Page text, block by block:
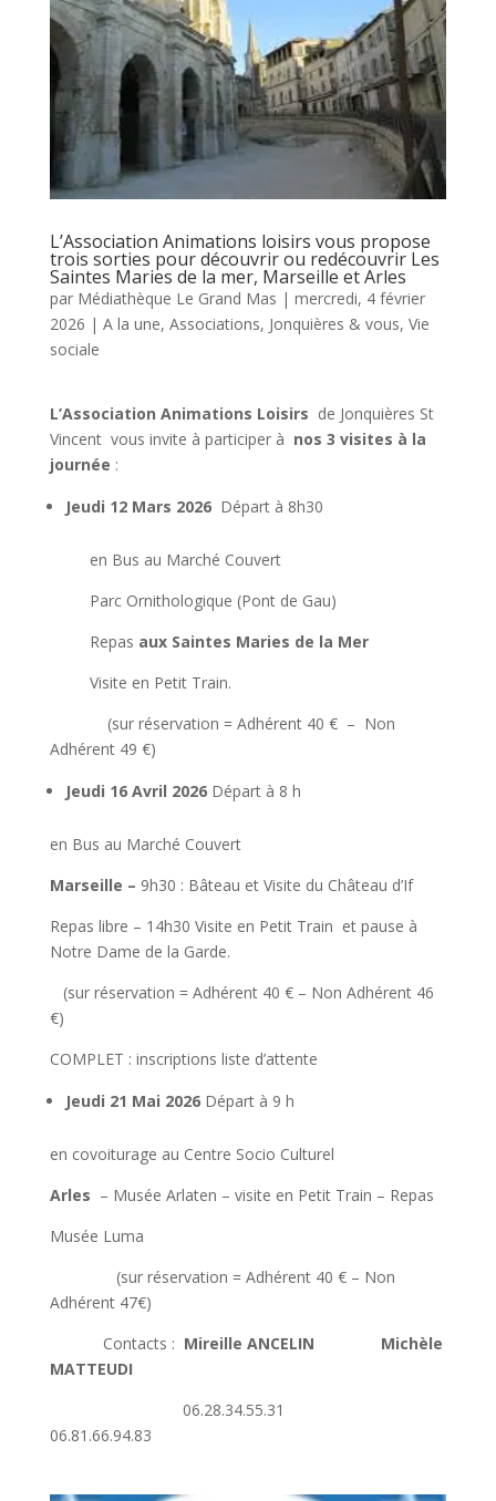
L’Association Animations loisirs vous propose
trois sorties pour découvrir ou redécouvrir Les
Saintes Maries de la mer, Marseille et Arles
par Médiathèque Le Grand Mas | mercredi, 4 février
2026 | A la une, Associations, Jonquières & vous, Vie
sociale
L’Association Animations Loisirs de Jonquières St
Vincent vous invite à participer à nos 3 visites à la
journée :
Jeudi 12 Mars 2026 Départ à 8h30
en Bus au Marché Couvert
Parc Ornithologique (Pont de Gau)
Repas aux Saintes Maries de la Mer
Visite en Petit Train.
(sur réservation = Adhérent 40 € – Non
Adhérent 49 €)
Jeudi 16 Avril 2026Départ à 8 h
en Bus au Marché Couvert
Marseille – 9h30 : Bâteau et Visite du Château d’If
Repas libre – 14h30 Visite en Petit Train et pause à
Notre Dame de la Garde.
(sur réservation = Adhérent 40 € – Non Adhérent 46
€)
COMPLET : inscriptions liste d’attente
Jeudi 21 Mai 2026Départ à 9 h
en covoiturage au Centre Socio Culturel
Arles – Musée Arlaten – visite en Petit Train – Repas
Musée Luma
(sur réservation = Adhérent 40 € – Non
Adhérent 47€)
Contacts : Mireille ANCELIN Michèle
MATTEUDI
06.28.34.55.31
06.81.66.94.83